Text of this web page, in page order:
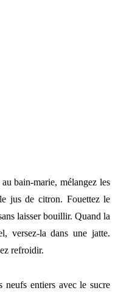
bain-marie, mélangez les
jus de citron. Fouettez le
laisser bouillir. Quand la
versez-la dans une jatte.
refroidir.
neufs entiers avec le sucre